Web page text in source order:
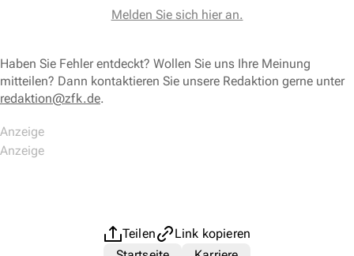
Melden Sie sich hier an.
Haben Sie Fehler entdeckt? Wollen Sie uns Ihre Meinung
mitteilen? Dann kontaktieren Sie unsere Redaktion gerne unter
redaktion@zfk.de.
Teilen
Link kopieren